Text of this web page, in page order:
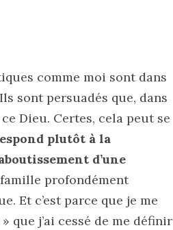
comme moi sont dans
sont persuadés que, dans
Dieu. Certes, cela peut se
plutôt à la
d’une
profondément
Et c’est parce que je me
que j’ai cessé de me définir